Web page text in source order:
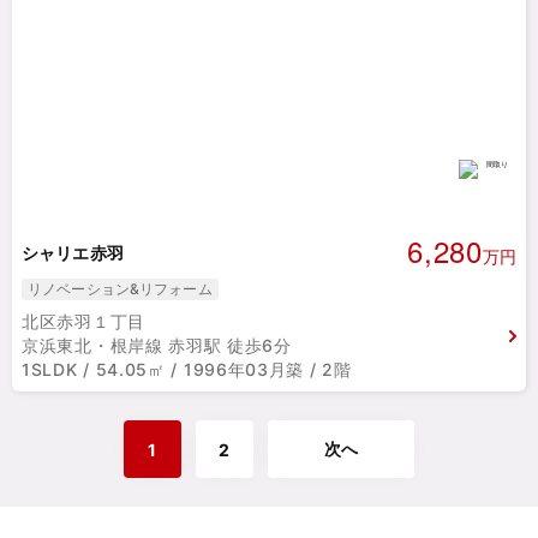
シャリエ赤羽 6,280万円
リノベーション&リフォーム
北区赤羽１丁目
京浜東北・根岸線 赤羽駅 徒歩6分
1SLDK / 54.05㎡ / 1996年03月築 / 2階
1 2 次へ